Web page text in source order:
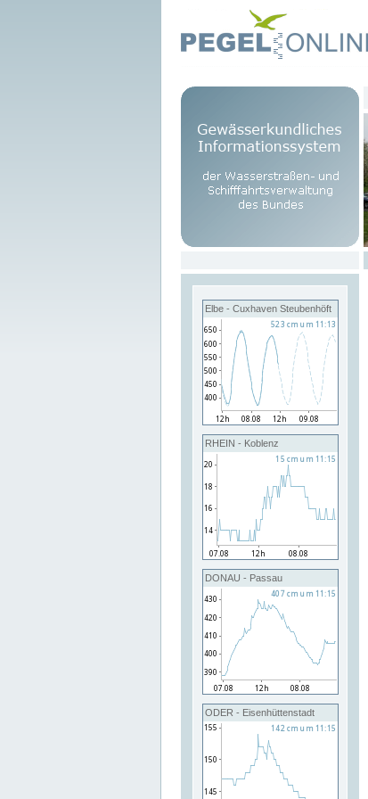
Elbe - Cuxhaven Steubenhöft
RHEIN - Koblenz
DONAU - Passau
ODER - Eisenhüttenstadt